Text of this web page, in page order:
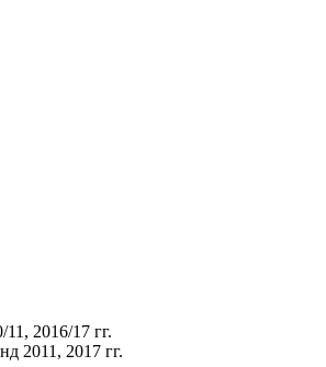
2016/17 гг.
2011, 2017 гг.